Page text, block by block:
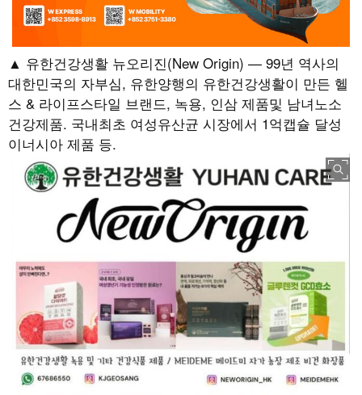
▲ 유한건강생활 뉴오리진(New Origin) — 99년 역사의
대한민국의 자부심, 유한양행의 유한건강생활이 만든 헬
스 & 라이프스타일 브랜드, 녹용, 인삼 제품및 남녀노소
건강제품. 국내최초 여성유산균 시장에서 1억캡슐 달성
이너시아 제품 등.